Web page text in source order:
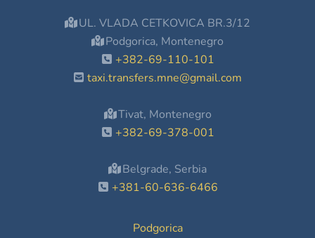
UL. VLADA CETKOVICA BR.3/12
Podgorica, Montenegro
+382-69-110-101
taxi.transfers.mne@gmail.com
Tivat, Montenegro
+382-69-378-001
Belgrade, Serbia
+381-60-636-6466
Podgorica